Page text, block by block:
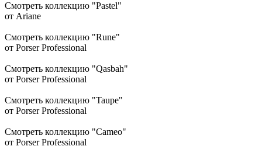
Смотреть коллекцию "Pastel"
от Ariane
Смотреть коллекцию "Rune"
от Porser Professional
Смотреть коллекцию "Qasbah"
от Porser Professional
Смотреть коллекцию "Taupe"
от Porser Professional
Смотреть коллекцию "Cameo"
от Porser Professional